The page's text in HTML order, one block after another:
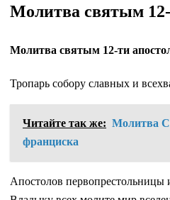
Молитва святым
Молитва святым 12-ти
Тропарь собору славных и
Читайте так же: Молитва
франциска
Апостолов первопрестольницы